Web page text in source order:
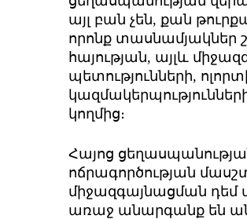
այլ բան չեն, քան
որոնք տասնամյակներ
հայության, այլև
պետությունների,
կողմից։
Հայոց
ոճրագործության
միջազգայնացման
առաջ անարգանք են